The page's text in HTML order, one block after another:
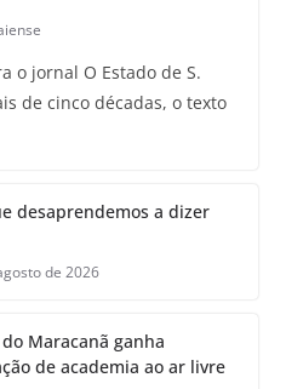
o jornal O Estado de S.
de cinco décadas, o texto
desaprendemos a dizer
de 2026
Maracanã ganha
de academia ao ar livre